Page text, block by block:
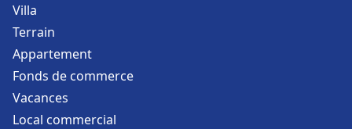
Villa
Terrain
Appartement
Fonds de commerce
Vacances
Local commercial